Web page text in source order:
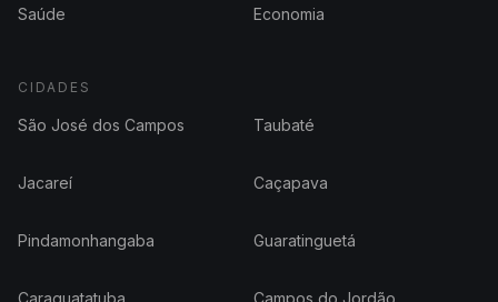
Saúde Economia
CIDADES
São José dos Campos Taubaté
Jacareí Caçapava
Pindamonhangaba Guaratinguetá
Caraguatatuba Campos do Jordão